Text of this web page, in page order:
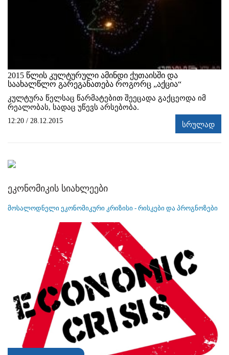
2015 წლის კულტურული ამინდი ქუთაისში და
საახალწლო გარეგანათება როგორც „აქცია“
კულტურა წელსაც წარმატებით შეეცადა გაქცეოდა იმ
რეალობას, სადაც უწევს არსებობა.
12:20 / 28.12.2015 სრულად
ეკონომიკის სიახლეები
მოსალოდნელი ეკონომიკური კრიზისი - რისკები და პროგნოზები